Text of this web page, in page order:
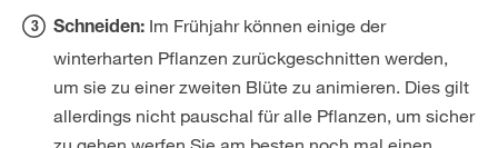
Schneiden: Im Frühjahr können einige der
winterharten Pflanzen zurückgeschnitten werden,
um sie zu einer zweiten Blüte zu animieren. Dies gilt
allerdings nicht pauschal für alle Pflanzen, um sicher